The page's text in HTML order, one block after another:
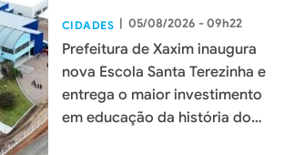
CIDADES | 05/08/2026 - 09h22
Prefeitura de Xaxim inaugura
nova Escola Santa Terezinha e
entrega o maior investimento
em educação da história do